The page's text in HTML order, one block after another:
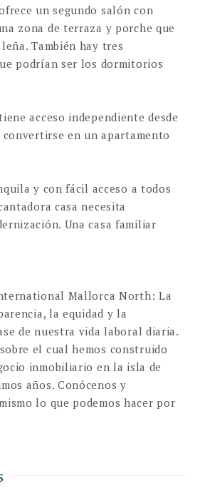
un segundo salón con
zona de terraza y porche que
También hay tres
podrían ser los dormitorios
acceso independiente desde
en un apartamento
y con fácil acceso a todos
casa necesita
Una casa familiar
Mallorca North: La
la equidad y la
de nuestra vida laboral diaria.
el cual hemos construido
inmobiliario en la isla de
años. Conócenos y
lo que podemos hacer por